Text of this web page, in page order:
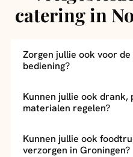
catering in
Zorgen jullie ook voor
bediening?
Kunnen jullie ook drank,
materialen regelen?
Kunnen jullie ook
verzorgen in Groningen?